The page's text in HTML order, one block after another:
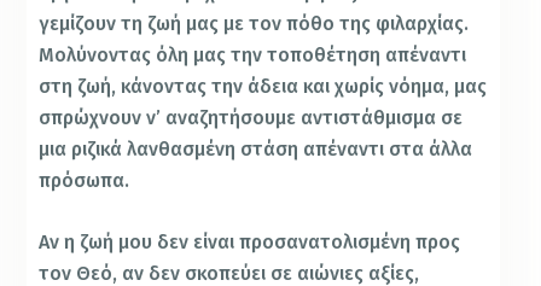
γεμίζουν τη ζωή μας με τον πόθο της φιλαρχίας.
Μολύνοντας όλη μας την τοποθέτηση απέναντι
στη ζωή, κάνοντας την άδεια και χωρίς νόημα, μας
σπρώχνουν ν’ αναζητήσουμε αντιστάθμισμα σε
μια ριζικά λανθασμένη στάση απέναντι στα άλλα
πρόσωπα.
Αν η ζωή μου δεν είναι προσανατολισμένη προς
τον Θεό, αν δεν σκοπεύει σε αιώνιες αξίες,